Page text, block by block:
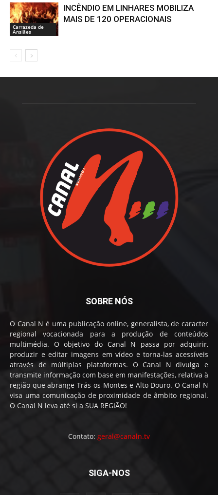
Carrazeda de
Ansiães
INCÊNDIO EM LINHARES MOBILIZA
MAIS DE 120 OPERACIONAIS
SOBRE NÓS
O Canal N é uma publicação online, generalista, de caracter
regional vocacionada para a produção de conteúdos
multimédia. O objetivo do Canal N passa por adquirir,
produzir e editar imagens em vídeo e torna-las acessíveis
através de múltiplas plataformas. O Canal N divulga e
transmite informação com base em manifestações, relativa à
região que abrange Trás-os-Montes e Alto Douro. O Canal N
visa uma comunicação de proximidade de âmbito regional.
O Canal N leva até si a SUA REGIÃO!
Contato: geral@canaln.tv
SIGA-NOS